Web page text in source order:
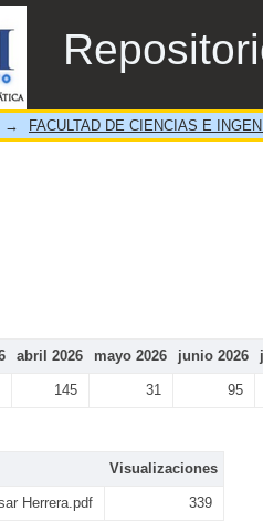
→ FACULTAD DE CIENCIAS E
abril 2026 mayo 2026 junio 2026
145 31 95
Visualizaciones
Herrera.pdf 339